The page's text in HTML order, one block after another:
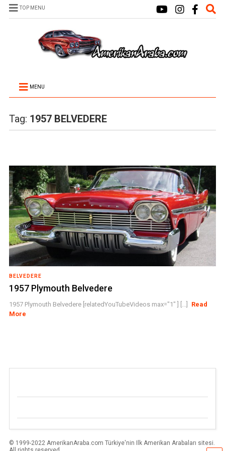
TOP MENU
MENU
Tag: 1957 BELVEDERE
BELVEDERE
1957 Plymouth Belvedere
1957 Plymouth Belvedere [relatedYouTubeVideos max="1" ] [...]
Read
More
© 1999-2022 AmerikanAraba.com Türkiye'nin Ilk Amerikan Arabaları sitesi.